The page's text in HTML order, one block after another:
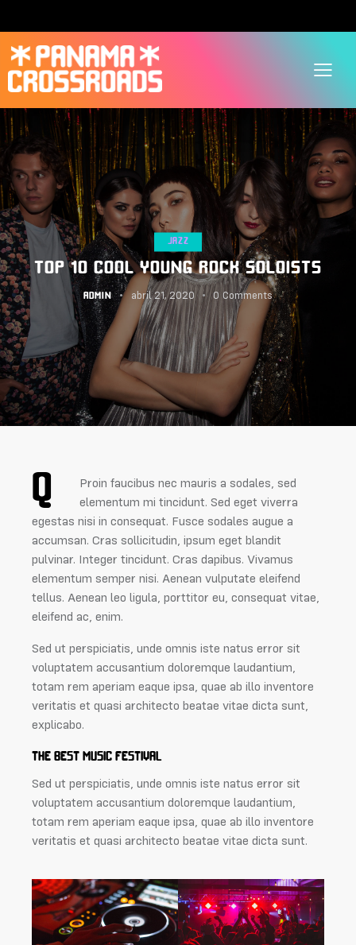
JAZZ
TOP 10 COOL YOUNG ROCK SOLOISTS
ADMIN abril 21, 2020 0 Comments
Q
Proin faucibus nec mauris a sodales, sed
elementum mi tincidunt. Sed eget viverra
egestas nisi in consequat. Fusce sodales augue a
accumsan. Cras sollicitudin, ipsum eget blandit
pulvinar. Integer tincidunt. Cras dapibus. Vivamus
elementum semper nisi. Aenean vulputate eleifend
tellus. Aenean leo ligula, porttitor eu, consequat vitae,
eleifend ac, enim.
Sed ut perspiciatis, unde omnis iste natus error sit
voluptatem accusantium doloremque laudantium,
totam rem aperiam eaque ipsa, quae ab illo inventore
veritatis et quasi architecto beatae vitae dicta sunt,
explicabo.
THE BEST MUSIC FESTIVAL
Sed ut perspiciatis, unde omnis iste natus error sit
voluptatem accusantium doloremque laudantium,
totam rem aperiam eaque ipsa, quae ab illo inventore
veritatis et quasi architecto beatae vitae dicta sunt.